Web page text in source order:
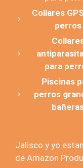
Collares
perros
para
Piscinas
perros
Jalisco y yo
de Amazon